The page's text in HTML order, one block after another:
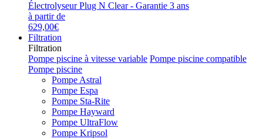
Électrolyseur Plug N Clear - Garantie 3 ans
à partir de
629,00€
Filtration
Filtration
Pompe piscine à vitesse variable Pompe piscine compatible
Pompe piscine
Pompe Astral
Pompe Espa
Pompe Sta-Rite
Pompe Hayward
Pompe UltraFlow
Pompe Kripsol